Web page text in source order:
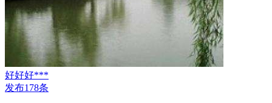
好好好***
发布178条